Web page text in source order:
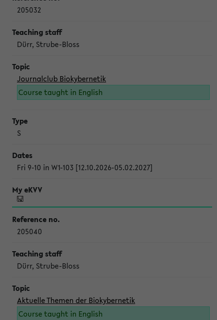
205032
Dürr, Strube-Bloss
Journalclub Biokybernetik
Course taught in English
S
Fri 9-10 in W1-103 [12.10.2026-05.02.2027]
205040
Dürr, Strube-Bloss
Aktuelle Themen der Biokybernetik
Course taught in English